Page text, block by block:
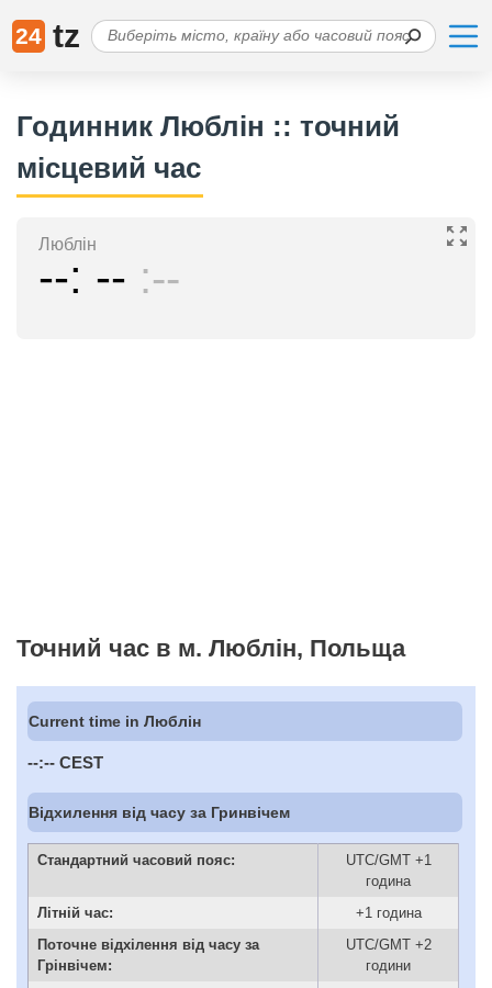
24 tz
Годинник Люблін :: точний
місцевий час
Люблін
-- -- --
Точний час в м. Люблін, Польща
Current time in Люблін
--:-- CEST
Відхилення від часу за Гринвічем
Стандартний часовий пояс:
UTC/GMT +1
година
Літній час:
+1 година
Поточне відхілення від часу за
Грінвічем:
UTC/GMT +2
години